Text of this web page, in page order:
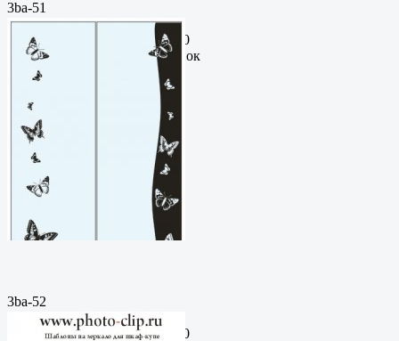
3ba-51
Пескоструйный
рисунокФормат: cdrЦена: 200
руб.Метки: векторный рисунок
3ba-52
Пескоструйный
рисунокФормат: cdrЦена: 200